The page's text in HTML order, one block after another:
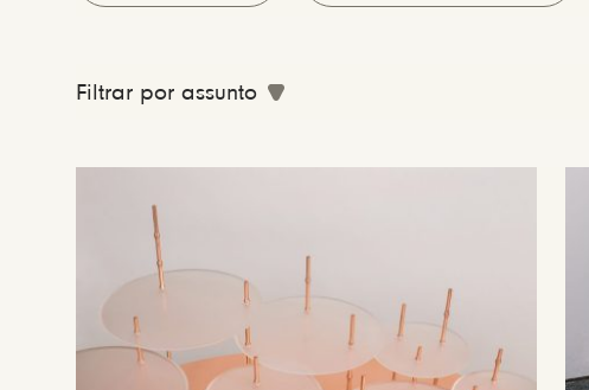
Filtrar por assunto